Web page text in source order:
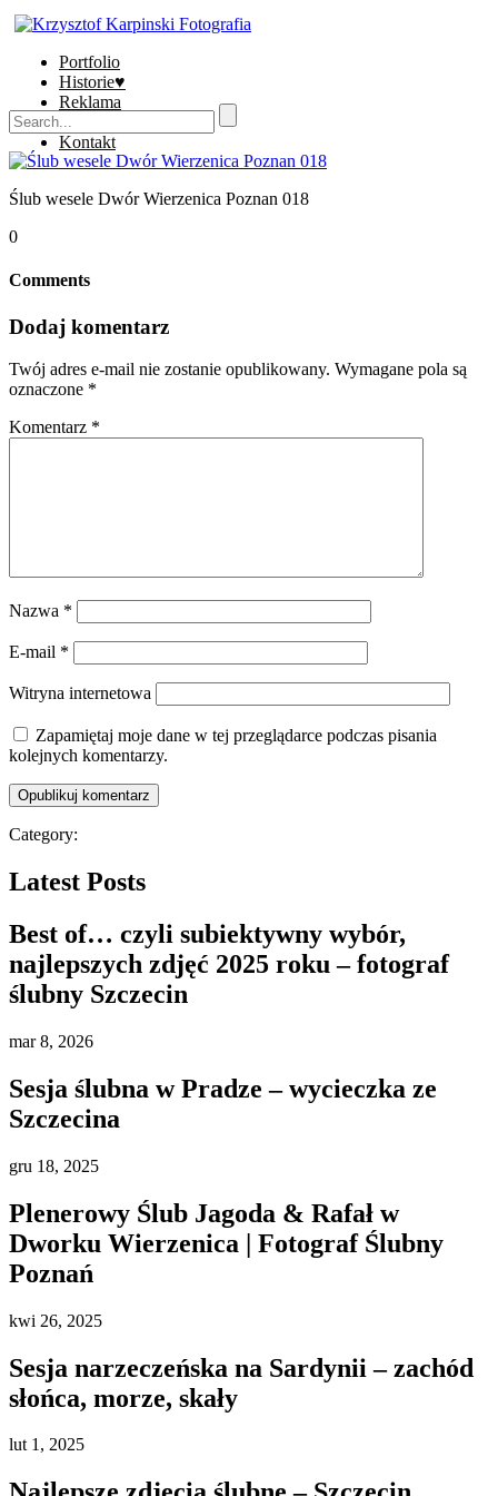
Portfolio
Historie♥
Reklama
Sklep
Kontakt
Ślub wesele Dwór Wierzenica Poznan 018
0
Comments
Dodaj komentarz
Twój adres e-mail nie zostanie opublikowany. Wymagane pola są
oznaczone *
Komentarz *
Nazwa *
E-mail *
Witryna internetowa
Zapamiętaj moje dane w tej przeglądarce podczas pisania
kolejnych komentarzy.
Category:
Latest Posts
Best of… czyli subiektywny wybór,
najlepszych zdjęć 2025 roku – fotograf
ślubny Szczecin
mar8, 2026
Sesja ślubna w Pradze – wycieczka ze
Szczecina
gru 18, 2025
Plenerowy Ślub Jagoda & Rafał w
Dworku Wierzenica | Fotograf Ślubny
Poznań
kwi 26, 2025
Sesja narzeczeńska na Sardynii – zachód
słońca, morze, skały
lut1, 2025